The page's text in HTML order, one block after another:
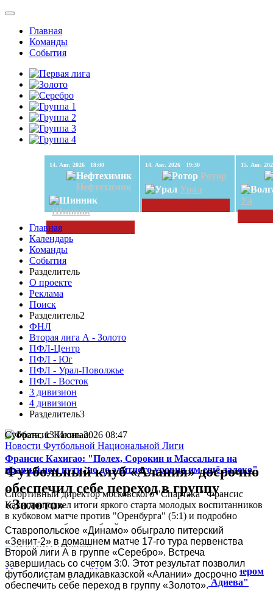
Главная
Команды
События
14. Авг. 2026 18:00
Нефтехимик
Шинник
14. Авг. 2026 19:30
Ротор
Урал
Ул
Главная
Календарь
Команды
События
Разделитель
О проекте
Реклама
Поиск
Разделитель2
ФНЛ
Вторая лига А - Золото
ПФЛ-Центр
ПФЛ - Юг
ПФЛ - Урал-Поволжье
ПФЛ - Восток
3 дивизион
4 дивизион
Разделитель3
Франсис Кахигао: "Полех, Сорокин и Массалыга на
правильном пути, но до элитного уровня им ещё далеко"
Спортивный директор московского "Спартака" Франсис
Кахигао подвел итоги яркого старта молодых воспитанников
в кубковом матче против "Оренбурга" (5:1) и подробно
рассказал о работе клубной системы...
Максим Симонов: "Мы изначально не угадали с тренером
на сезон. Я не был в восторге от приглашения Адиева"
Суббота, 13 Июнь 2026 08:47
Новости Футбольной Национальной Лиги
Футбольный клуб «Алания» досрочно
обеспечил себе переход в группу
«Золото»
Ставропольское «Динамо» обыграло питерский
«Зенит-2» в домашнем матче 17-го тура первенства
Второй лиги А в группе «Серебро». Встреча
завершилась со счетом 3:0. Этот результат позволил
футболистам владикавказской «Алании» досрочно
обеспечить себе переход в группу «Золото».